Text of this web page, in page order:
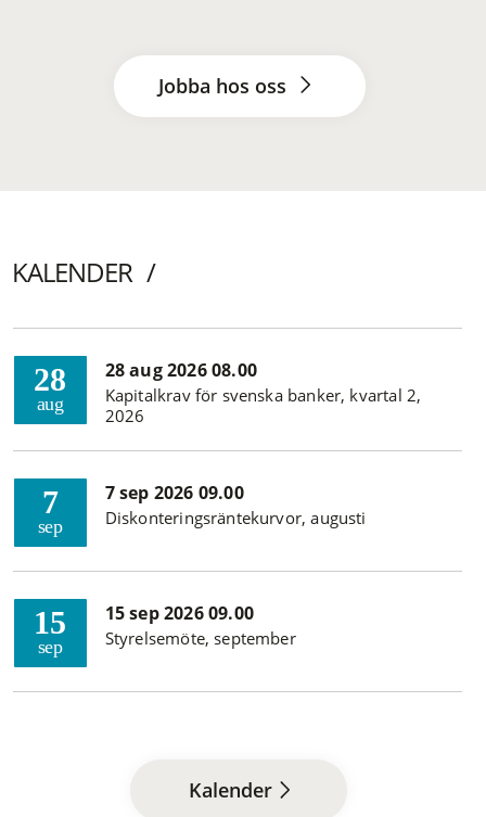
Jobba hos oss
KALENDER
28
aug
28 aug 2026 08.00
Kapitalkrav för svenska banker, kvartal 2,
2026
7
sep
7 sep 2026 09.00
Diskonteringsräntekurvor, augusti
15
sep
15 sep 2026 09.00
Styrelsemöte, september
Kalender